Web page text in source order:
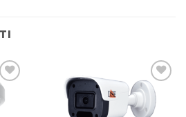
Pievienot
sarakstam